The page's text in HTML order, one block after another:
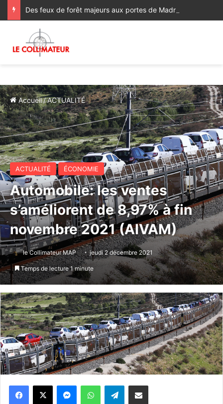
Accueil/ACTUALITÉ
ACTUALITÉ ÉCONOMIE
Automobile: les ventes
s’améliorent de 8,97% à fin
novembre 2021 (AIVAM)
le Collimateur MAP jeudi 2 décembre 2021
Temps de lecture 1 minute
WhatsApp Telegram